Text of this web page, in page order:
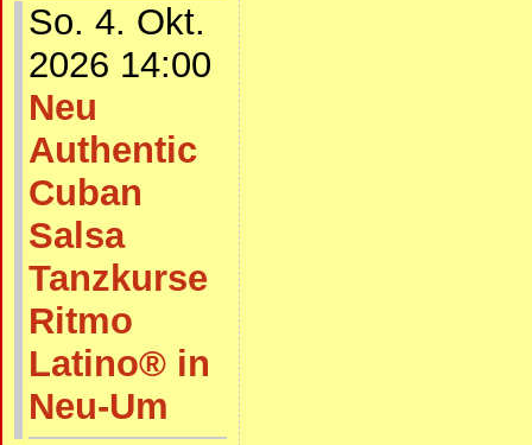
So. 4. Okt.
2026 14:00
Neu
Authentic
Cuban
Salsa
Tanzkurse
Ritmo
Latino® in
Neu-Um